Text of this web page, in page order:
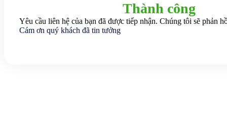
Thành công
Yêu cầu liên hệ của bạn đã được tiếp nhận. Chúng tôi sẽ phản
Cám ơn quý khách đã tin tưởng